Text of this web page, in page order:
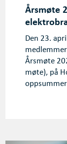
Årsmøte
Den 23.
Årsmøte
møte), på